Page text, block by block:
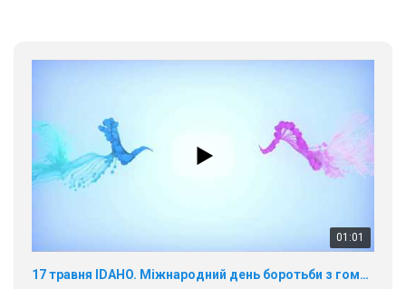
01:01
17 травня IDAHO. Міжнародний день боротьби з гомофобією трансфобією і біфобія.